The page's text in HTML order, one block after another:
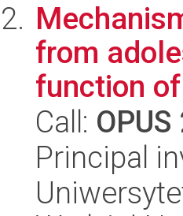
from
function
Call: OPUS
Principal